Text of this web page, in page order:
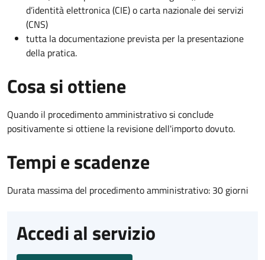
d’identità elettronica (CIE) o carta nazionale dei servizi
(CNS)
tutta la documentazione prevista per la presentazione
della pratica.
Cosa si ottiene
Quando il procedimento amministrativo si conclude
positivamente si ottiene la revisione dell'importo dovuto.
Tempi e scadenze
Durata massima del procedimento amministrativo: 30 giorni
Accedi al servizio